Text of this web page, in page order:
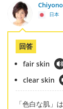
日本
回答
fair skin
clear skin
「色白な肌」